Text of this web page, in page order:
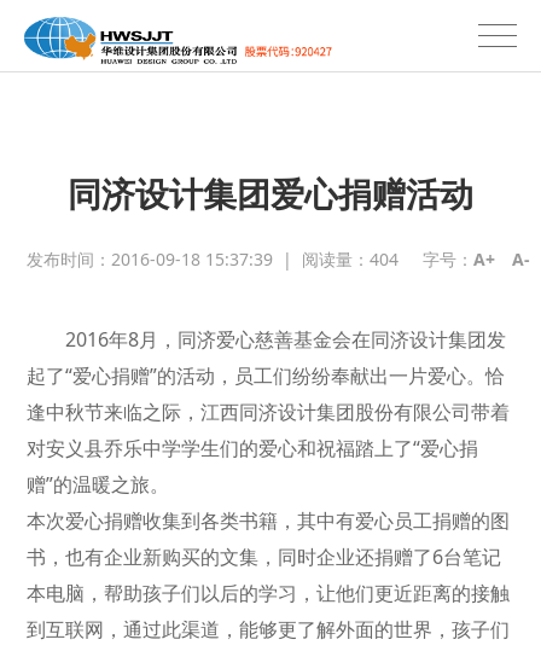
同济设计集团爱心捐赠活动
发布时间：2016-09-18 15:37:39 | 阅读量：404 字号：A+ A-
2016年8月，同济爱心慈善基金会在同济设计集团发
起了“爱心捐赠”的活动，员工们纷纷奉献出一片爱心。恰
逢中秋节来临之际，江西同济设计集团股份有限公司带着
对安义县乔乐中学学生们的爱心和祝福踏上了“爱心捐
赠”的温暖之旅。
本次爱心捐赠收集到各类书籍，其中有爱心员工捐赠的图
书，也有企业新购买的文集，同时企业还捐赠了6台笔记
本电脑，帮助孩子们以后的学习，让他们更近距离的接触
到互联网，通过此渠道，能够更了解外面的世界，孩子们